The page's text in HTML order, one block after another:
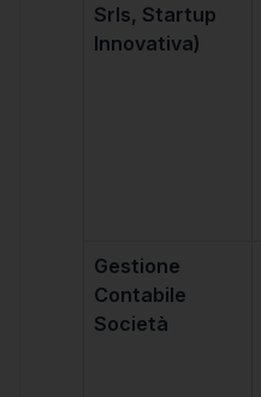
Srls, Startup
Innovativa)
Gestione
Contabile
Società